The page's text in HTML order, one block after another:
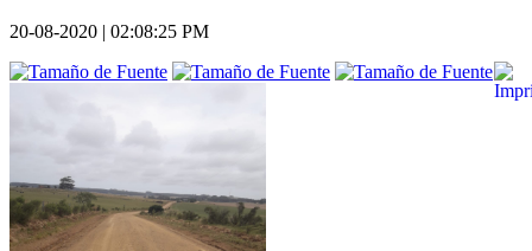
20-08-2020 | 02:08:25 PM